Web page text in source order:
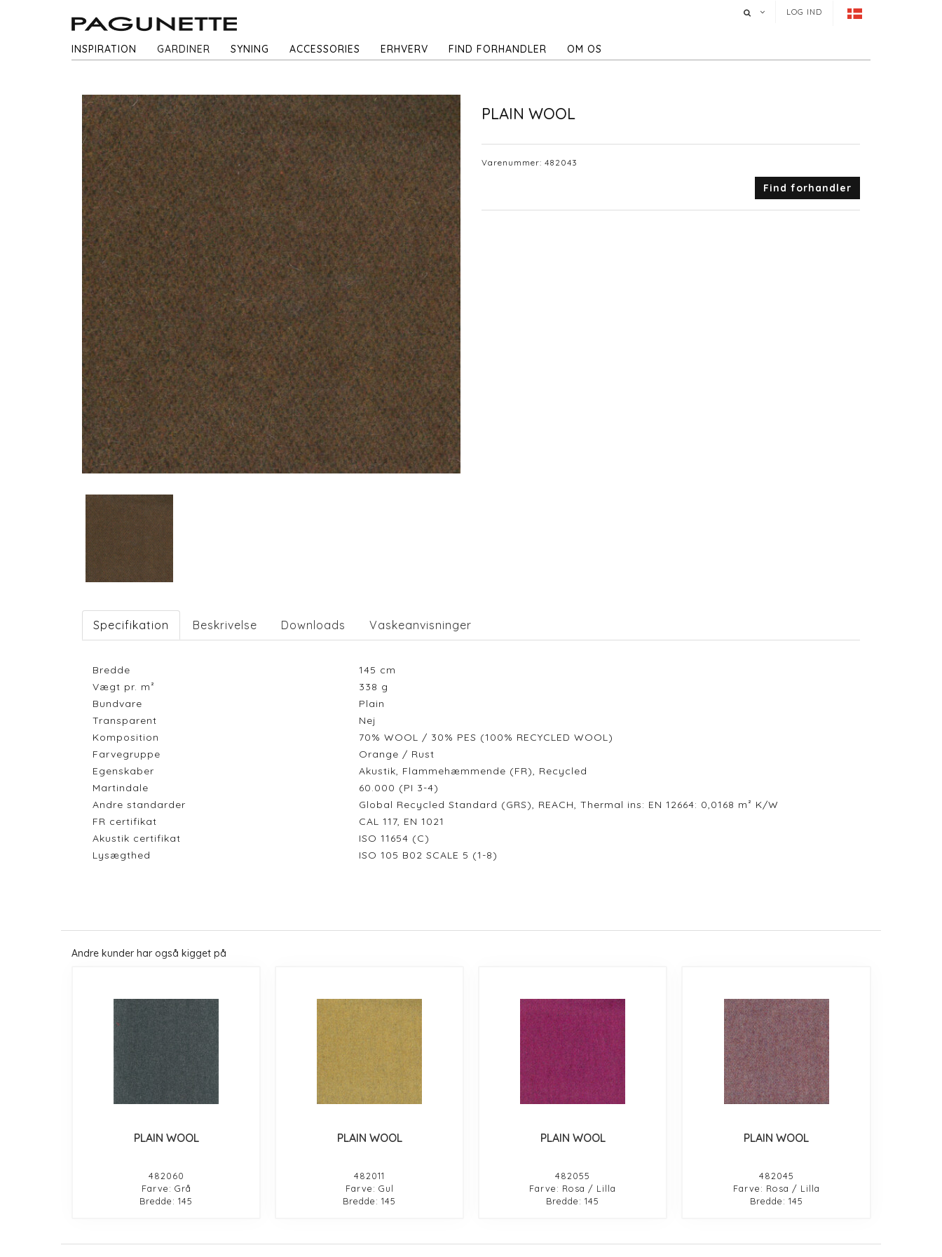
LOG IND
INSPIRATION GARDINER SYNING ACCESSORIES ERHVERV FIND FORHANDLER OM OS
PLAIN WOOL
Varenummer: 482043
Find forhandler
Specifikation Beskrivelse Downloads Vaskeanvisninger
Bredde 145 cm
Vægt pr. m²
338 g
Bundvare
Plain
Transparent
Nej
Komposition
70% WOOL / 30% PES (100% RECYCLED WOOL)
Farvegruppe
Orange / Rust
Egenskaber
Akustik, Flammehæmmende (FR), Recycled
Martindale
60.000 (PI 3-4)
Andre standarder
Global Recycled Standard (GRS), REACH, Thermal ins: EN 12664: 0,0168 m² K/W
FR certifikat
CAL 117, EN 1021
Akustik certifikat
ISO 11654 (C)
Lysægthed
ISO 105 B02 SCALE 5 (1-8)
Andre kunder har også kigget på
PLAIN WOOL
482060
Farve: Grå
Bredde: 145
PLAIN WOOL
482011
Farve: Gul
Bredde: 145
PLAIN WOOL
482055
Farve: Rosa / Lilla
Bredde: 145
PLAIN WOOL
482045
Farve: Rosa / Lilla
Bredde: 145